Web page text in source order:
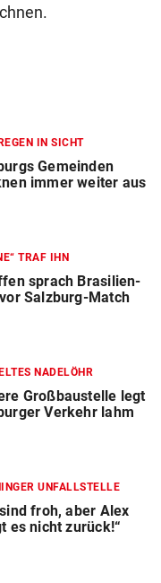
IN SICHT
Gemeinden
immer weiter aus
TRAF IHN
sprach Brasilien-
Salzburg-Match
NADELÖHR
Großbaustelle legt
Verkehr lahm
UNFALLSTELLE
froh, aber Alex
es nicht zurück!“